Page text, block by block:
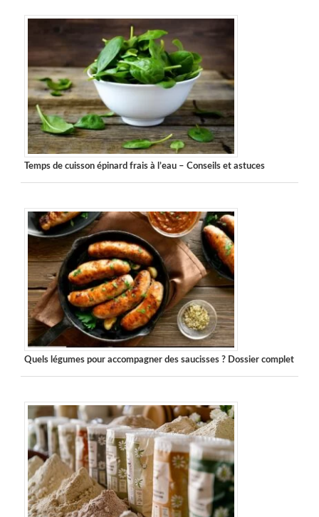
Temps de cuisson épinard frais à l’eau – Conseils et astuces
Quels légumes pour accompagner des saucisses ? Dossier complet